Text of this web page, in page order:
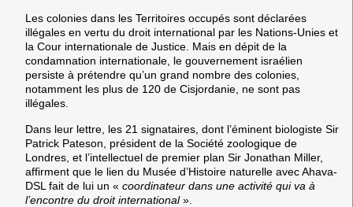
Les colonies dans les Territoires occupés sont déclarées
illégales en vertu du droit international par les Nations-Unies et
la Cour internationale de Justice. Mais en dépit de la
condamnation internationale, le gouvernement israélien
persiste à prétendre qu’un grand nombre des colonies,
notamment les plus de 120 de Cisjordanie, ne sont pas
illégales.
Dans leur lettre, les 21 signataires, dont l’éminent biologiste Sir
Patrick Pateson, président de la Société zoologique de
Londres, et l’intellectuel de premier plan Sir Jonathan Miller,
affirment que le lien du Musée d’Histoire naturelle avec Ahava-
DSL fait de lui un « coordinateur dans une activité qui va à
l’encontre du droit international».